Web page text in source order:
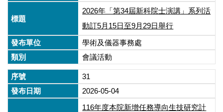
2026年「第34屆新科院士演講」系列活
動訂5月15日至9月29日舉行
學術及儀器事務處
會議活動
31
2026-05-04
116年度本院新增任務導向生技研究計